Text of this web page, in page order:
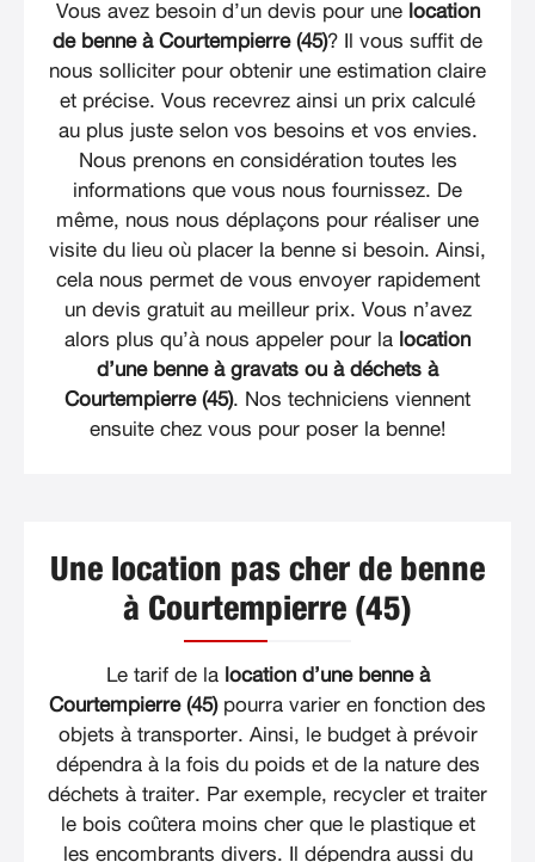
Vous avez besoin d’un devis pour une location
de benne à Courtempierre (45)? Il vous suffit de
nous solliciter pour obtenir une estimation claire
et précise. Vous recevrez ainsi un prix calculé
au plus juste selon vos besoins et vos envies.
Nous prenons en considération toutes les
informations que vous nous fournissez. De
même, nous nous déplaçons pour réaliser une
visite du lieu où placer la benne si besoin. Ainsi,
cela nous permet de vous envoyer rapidement
un devis gratuit au meilleur prix. Vous n’avez
alors plus qu’à nous appeler pour la location
d’une benne à gravats ou à déchets à
Courtempierre (45). Nos techniciens viennent
ensuite chez vous pour poser la benne!
Une location pas cher de benne
à Courtempierre (45)
Le tarif de la location d’une benne à
Courtempierre (45)pourra varier en fonction des
objets à transporter. Ainsi, le budget à prévoir
dépendra à la fois du poids et de la nature des
déchets à traiter. Par exemple, recycler et traiter
le bois coûtera moins cher que le plastique et
les encombrants divers. Il dépendra aussi du